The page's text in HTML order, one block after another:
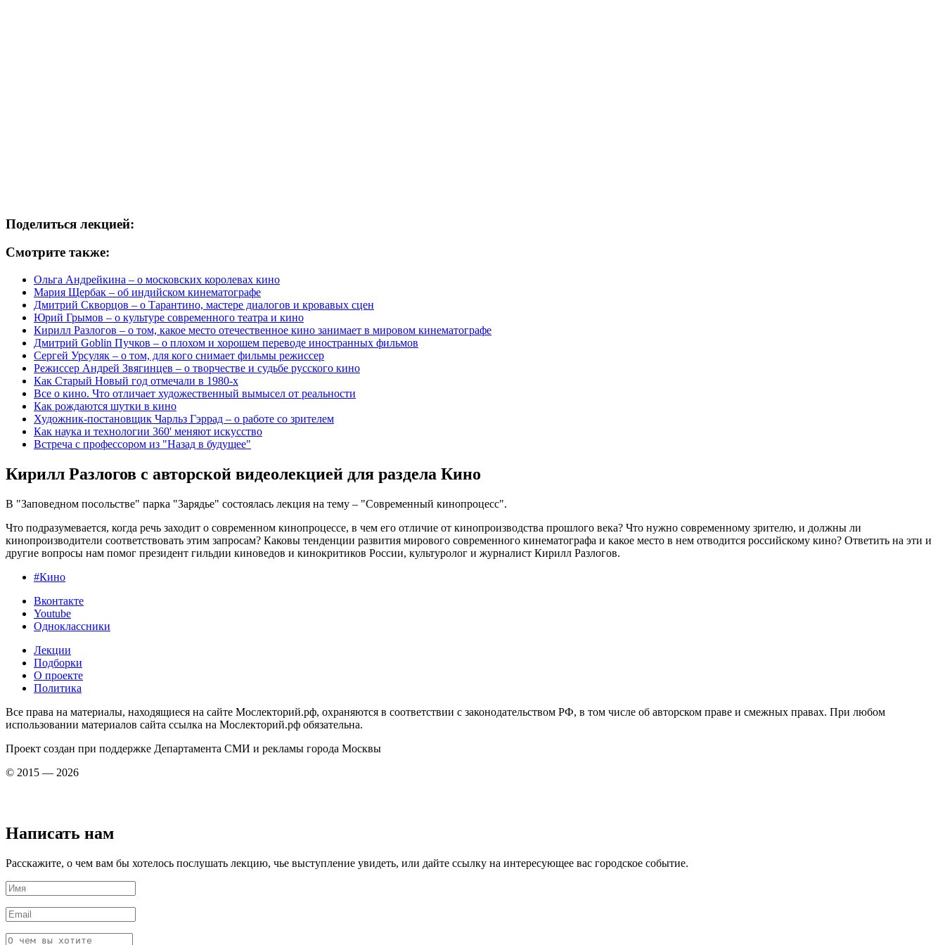
Поделиться лекцией:
Смотрите также:
Ольга Андрейкина – о московских королевах кино
Мария Щербак – об индийском кинематографе
Дмитрий Скворцов – о Тарантино, мастере диалогов и кровавых сцен
Юрий Грымов – о культуре современного театра и кино
Кирилл Разлогов – о том, какое место отечественное кино занимает в мировом кинематографе
Дмитрий Goblin Пучков – о плохом и хорошем переводе иностранных фильмов
Сергей Урсуляк – о том, для кого снимает фильмы режиссер
Режиссер Андрей Звягинцев – о творчестве и судьбе русского кино
Как Старый Новый год отмечали в 1980-х
Все о кино. Что отличает художественный вымысел от реальности
Как рождаются шутки в кино
Художник-постановщик Чарльз Гэррад – о работе со зрителем
Как наука и технологии 360' меняют искусство
Встреча с профессором из "Назад в будущее"
Кирилл Разлогов с авторской видеолекцией для раздела Кино
В "Заповедном посольстве" парка "Зарядье" состоялась лекция на тему – "Современный кинопроцесс".
Что подразумевается, когда речь заходит о современном кинопроцессе, в чем его отличие от кинопроизводства прошлого века? Что нужно современному зрителю, и должны ли
кинопроизводители соответствовать этим запросам? Каковы тенденции развития мирового современного кинематографа и какое место в нем отводится российскому кино? Ответить на эти и
другие вопросы нам помог президент гильдии киноведов и кинокритиков России, культуролог и журналист Кирилл Разлогов.
#Кино
Вконтакте
Youtube
Одноклассники
Лекции
Подборки
О проекте
Политика
Все права на материалы, находящиеся на сайте Мослекторий.рф, охраняются в соответствии с законодательством РФ, в том числе об авторском праве и смежных правах. При любом
использовании материалов сайта ссылка на Мослекторий.рф обязательна.
Проект создан при поддержке Департамента СМИ и рекламы города Москвы
© 2015 — 2026
Написать нам
Расскажите, о чем вам бы хотелось послушать лекцию, чье выступление увидеть, или дайте ссылку на интересующее вас городское событие.